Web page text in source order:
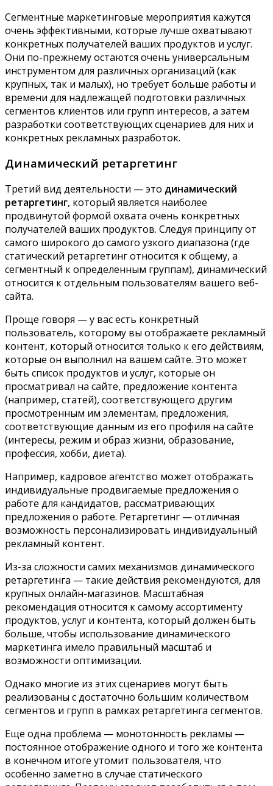
Сегментные маркетинговые мероприятия кажутся
очень эффективными, которые лучше охватывают
конкретных получателей ваших продуктов и услуг.
Они по-прежнему остаются очень универсальным
инструментом для различных организаций (как
крупных, так и малых), но требует больше работы и
времени для надлежащей подготовки различных
сегментов клиентов или групп интересов, а затем
разработки соответствующих сценариев для них и
конкретных рекламных разработок.
Динамический ретаргетинг
Третий вид деятельности — это динамический
ретаргетинг, который является наиболее
продвинутой формой охвата очень конкретных
получателей ваших продуктов. Следуя принципу от
самого широкого до самого узкого диапазона (где
статический ретаргетинг относится к общему, а
сегментный к определенным группам), динамический
относится к отдельным пользователям вашего веб-
сайта.
Проще говоря — у вас есть конкретный
пользователь, которому вы отображаете рекламный
контент, который относится только к его действиям,
которые он выполнил на вашем сайте. Это может
быть список продуктов и услуг, которые он
просматривал на сайте, предложение контента
(например, статей), соответствующего другим
просмотренным им элементам, предложения,
соответствующие данным из его профиля на сайте
(интересы, режим и образ жизни, образование,
профессия, хобби, диета).
Например, кадровое агентство может отображать
индивидуальные продвигаемые предложения о
работе для кандидатов, рассматривающих
предложения о работе. Ретаргетинг — отличная
возможность персонализировать индивидуальный
рекламный контент.
Из-за сложности самих механизмов динамического
ретаргетинга — такие действия рекомендуются, для
крупных онлайн-магазинов. Масштабная
рекомендация относится к самому ассортименту
продуктов, услуг и контента, который должен быть
больше, чтобы использование динамического
маркетинга имело правильный масштаб и
возможности оптимизации.
Однако многие из этих сценариев могут быть
реализованы с достаточно большим количеством
сегментов и групп в рамках ретаргетинга сегментов.
Еще одна проблема — монотонность рекламы —
постоянное отображение одного и того же контента
в конечном итоге утомит пользователя, что
особенно заметно в случае статического